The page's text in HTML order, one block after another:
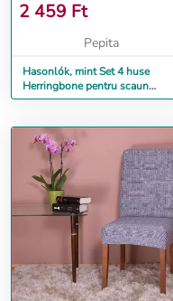
DINING/BUCATARIE,
DIN SPANDEX...
2 459 Ft
Pepita
Hasonlók, mint Set 4 huse
Herringbone pentru scaun
dining/bucatarie, din spandex...